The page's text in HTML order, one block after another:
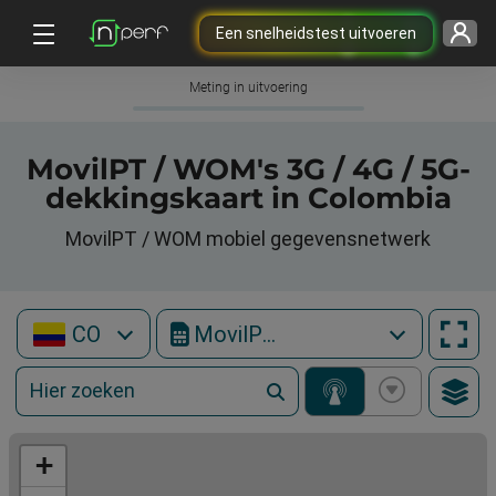
Een snelheidstest uitvoeren
Meting in uitvoering
MovilPT / WOM's 3G / 4G / 5G-
dekkingskaart in Colombia
MovilPT / WOM mobiel gegevensnetwerk
CO MovilPT / WOM
+